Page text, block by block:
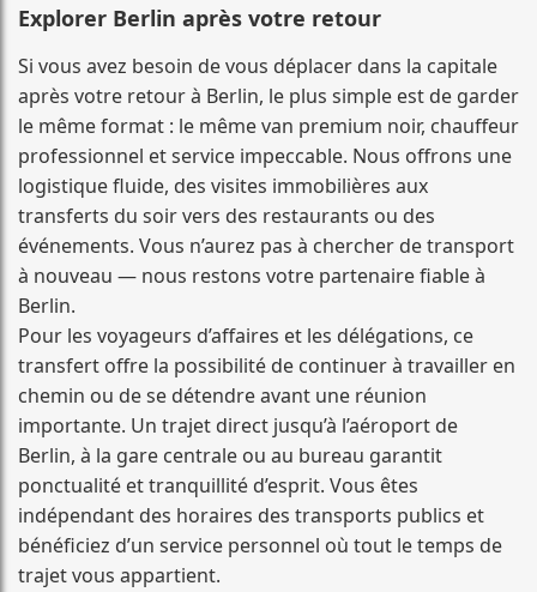
Explorer Berlin après votre retour
Si vous avez besoin de vous déplacer dans la capitale
après votre retour à Berlin, le plus simple est de garder
le même format : le même van premium noir, chauffeur
professionnel et service impeccable. Nous offrons une
logistique fluide, des visites immobilières aux
transferts du soir vers des restaurants ou des
événements. Vous n’aurez pas à chercher de transport
à nouveau — nous restons votre partenaire fiable à
Berlin.
Pour les voyageurs d’affaires et les délégations, ce
transfert offre la possibilité de continuer à travailler en
chemin ou de se détendre avant une réunion
importante. Un trajet direct jusqu’à l’aéroport de
Berlin, à la gare centrale ou au bureau garantit
ponctualité et tranquillité d’esprit. Vous êtes
indépendant des horaires des transports publics et
bénéficiez d’un service personnel où tout le temps de
trajet vous appartient.